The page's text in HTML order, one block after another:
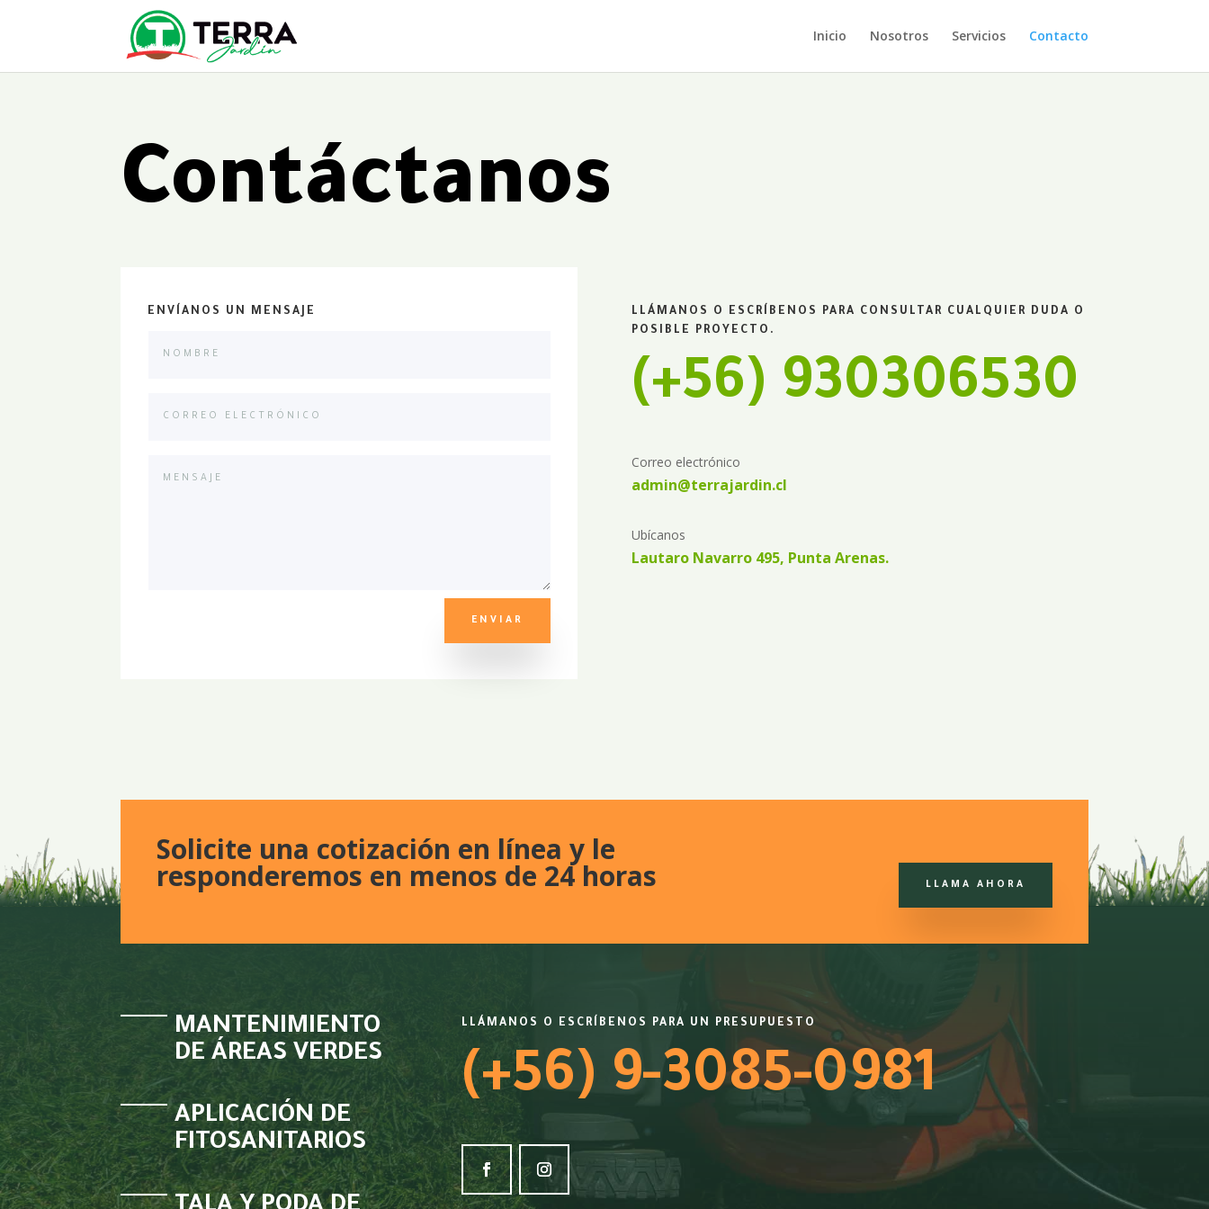
Inicio Nosotros Servicios Contacto
Contáctanos
ENVÍANOS UN MENSAJE
ENVIAR
LLÁMANOS O ESCRÍBENOS PARA CONSULTAR CUALQUIER DUDA O
POSIBLE PROYECTO.
(+56) 930306530
Correo electrónico
admin@terrajardin.cl
Ubícanos
Lautaro Navarro 495, Punta Arenas.
Solicite una cotización en línea y le
responderemos en menos de 24 horas LLAMA AHORA
MANTENIMIENTO
DE ÁREAS VERDES
APLICACIÓN DE
FITOSANITARIOS
LLÁMANOS O ESCRÍBENOS PARA UN PRESUPUESTO
(+56) 9-3085-0981